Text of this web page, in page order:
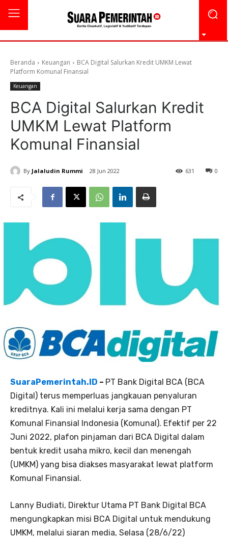
Beranda Keuangan
BCA Digital Salurkan Kredit UMKM Lewat
Platform Komunal Finansial
Keuangan
BCA Digital Salurkan Kredit
UMKM Lewat Platform
Komunal Finansial
By Jalaludin Rummi 28 Jun 2022 0
631
SuaraPemerintah.ID – PT Bank Digital BCA (BCA
Digital) terus memperluas jangkauan penyaluran
kreditnya. Kali ini melalui kerja sama dengan PT
Komunal Finansial Indonesia (Komunal). Efektif per 22
Juni 2022, plafon pinjaman dari BCA Digital dalam
bentuk kredit usaha mikro, kecil dan menengah
(UMKM) yang bisa diakses masyarakat lewat platform
Komunal Finansial.
Lanny Budiati, Direktur Utama PT Bank Digital BCA
mengungkapkan misi BCA Digital untuk mendukung
UMKM, melalui siaran media, Selasa (28/6/22)